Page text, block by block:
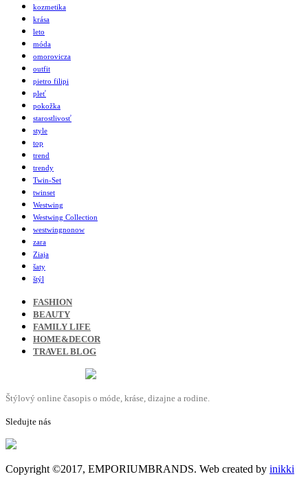
kozmetika
krása
leto
móda
omorovicza
outfit
pietro filipi
pleť
pokožka
starostlivosť
style
top
trend
trendy
Twin-Set
twinset
Westwing
Westwing Collection
westwingnonow
zara
Ziaja
šaty
štýl
FASHION
BEAUTY
FAMILY LIFE
HOME&DECOR
TRAVEL BLOG
Štýlový online časopis o móde, kráse, dizajne a rodine.
Sledujte nás
Copyright ©2017, EMPORIUMBRANDS. Web created by inikki